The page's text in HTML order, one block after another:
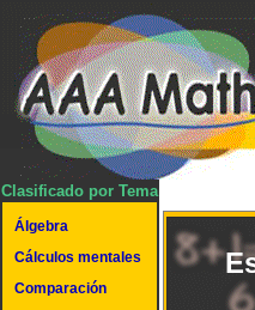
Clasificado por Tema
Álgebra
Cálculos mentales
Comparación